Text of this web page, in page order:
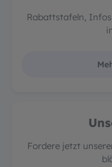
Rabattstafeln, Infos
Fordere jetzt